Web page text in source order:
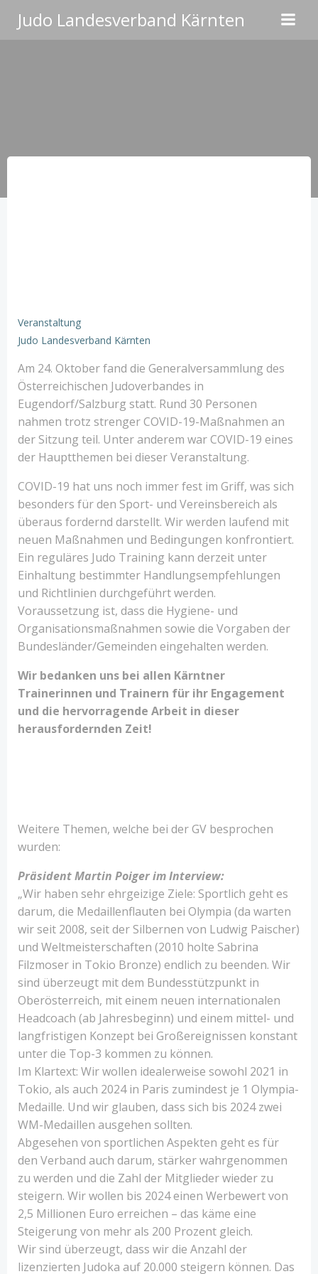
Inhalt
Judo Landesverband Kärnten
Veranstaltung
Judo Landesverband Kärnten
Am 24. Oktober fand die Generalversammlung des
Österreichischen Judoverbandes in
Eugendorf/Salzburg statt. Rund 30 Personen
nahmen trotz strenger COVID-19-Maßnahmen an
der Sitzung teil. Unter anderem war COVID-19 eines
der Hauptthemen bei dieser Veranstaltung.
COVID-19 hat uns noch immer fest im Griff, was sich
besonders für den Sport- und Vereinsbereich als
überaus fordernd darstellt. Wir werden laufend mit
neuen Maßnahmen und Bedingungen konfrontiert.
Ein reguläres Judo Training kann derzeit unter
Einhaltung bestimmter Handlungsempfehlungen
und Richtlinien durchgeführt werden.
Voraussetzung ist, dass die Hygiene- und
Organisationsmaßnahmen sowie die Vorgaben der
Bundesländer/Gemeinden eingehalten werden.
Wir bedanken uns bei allen Kärntner
Trainerinnen und Trainern für ihr Engagement
und die hervorragende Arbeit in dieser
herausfordernden Zeit!
Weitere Themen, welche bei der GV besprochen
wurden:
Präsident Martin Poiger im Interview:
„Wir haben sehr ehrgeizige Ziele: Sportlich geht es
darum, die Medaillenflauten bei Olympia (da warten
wir seit 2008, seit der Silbernen von Ludwig Paischer)
und Weltmeisterschaften (2010 holte Sabrina
Filzmoser in Tokio Bronze) endlich zu beenden. Wir
sind überzeugt mit dem Bundesstützpunkt in
Oberösterreich, mit einem neuen internationalen
Headcoach (ab Jahresbeginn) und einem mittel- und
langfristigen Konzept bei Großereignissen konstant
unter die Top-3 kommen zu können.
Im Klartext: Wir wollen idealerweise sowohl 2021 in
Tokio, als auch 2024 in Paris zumindest je 1 Olympia-
Medaille. Und wir glauben, dass sich bis 2024 zwei
WM-Medaillen ausgehen sollten.
Abgesehen von sportlichen Aspekten geht es für
den Verband auch darum, stärker wahrgenommen
zu werden und die Zahl der Mitglieder wieder zu
steigern. Wir wollen bis 2024 einen Werbewert von
2,5 Millionen Euro erreichen – das käme eine
Steigerung von mehr als 200 Prozent gleich.
Wir sind überzeugt, dass wir die Anzahl der
lizenzierten Judoka auf 20.000 steigern können. Das